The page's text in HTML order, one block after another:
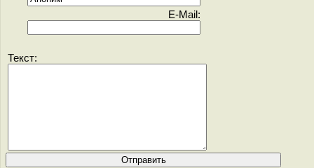
E-Mail:
Текст: